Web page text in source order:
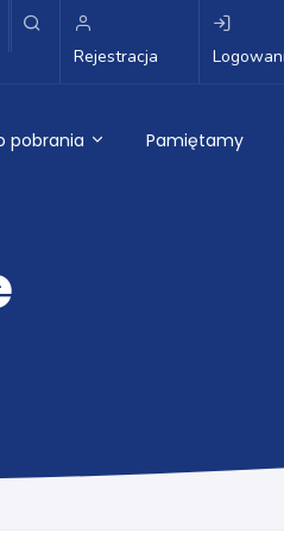
Rejestracja
pobrania Pamiętamy